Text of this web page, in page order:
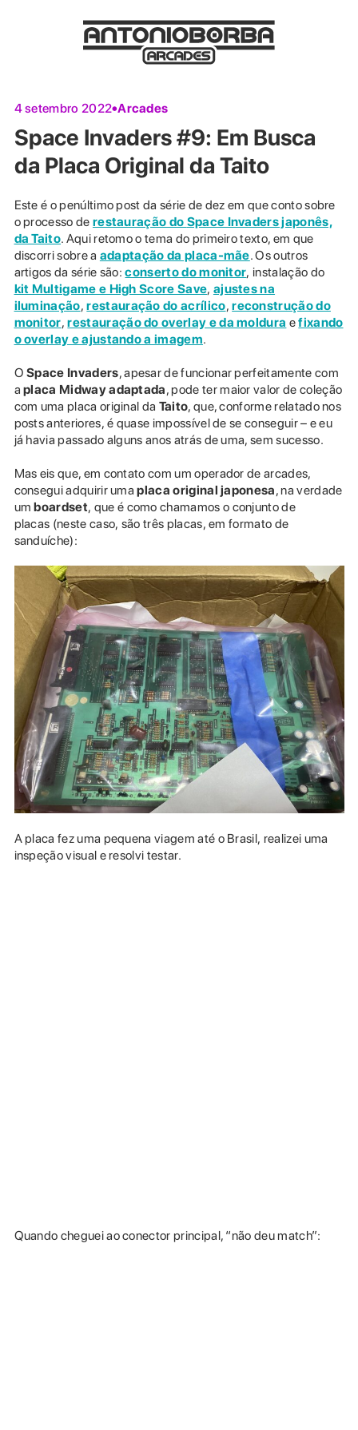
4 setembro 2022 Arcades
Space Invaders #9: Em Busca
da Placa Original da Taito
Este é o penúltimo post da série de dez em que conto sobre
o processo de restauração do Space Invaders japonês,
da Taito. Aqui retomo o tema do primeiro texto, em que
discorri sobre a adaptação da placa-mãe. Os outros
artigos da série são:conserto do monitor, instalação do
kit Multigame e High Score Save, ajustes na
iluminação,restauração do acrílico,reconstrução do
monitor,restauração do overlay e da moldura efixando
o overlay e ajustando a imagem.
OSpace Invaders, apesar de funcionar perfeitamente com
aplaca Midway adaptada, pode ter maior valor de coleção
com uma placa original da Taito, que, conforme relatado nos
posts anteriores, é quase impossível de se conseguir – e eu
já havia passado alguns anos atrás de uma, sem sucesso.
Mas eis que, em contato com um operador de arcades,
consegui adquirir umaplaca original japonesa, na verdade
umboardset, que é como chamamos o conjunto de
placas (neste caso, são três placas, em formato de
sanduíche):
A placa fez uma pequena viagem até o Brasil, realizei uma
inspeção visual e resolvi testar.
Quando cheguei ao conector principal, “não deu match”: